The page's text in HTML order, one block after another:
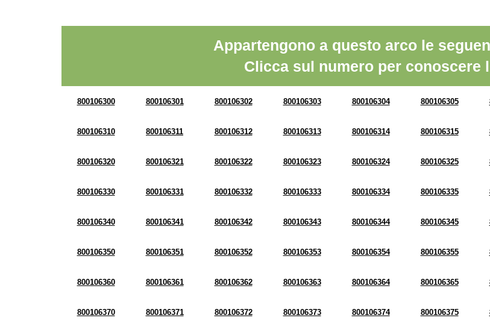
Appartengono a questo arco le
Clicca sul numero per conoscere
800106300 800106301 800106302 800106303 800106304 800106305
800106310 800106311 800106312 800106313 800106314 800106315
800106320 800106321 800106322 800106323 800106324 800106325
800106330 800106331 800106332 800106333 800106334 800106335
800106340 800106341 800106342 800106343 800106344 800106345
800106350 800106351 800106352 800106353 800106354 800106355
800106360 800106361 800106362 800106363 800106364 800106365
800106370 800106371 800106372 800106373 800106374 800106375